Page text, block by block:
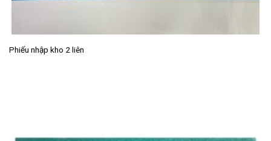
Phiếu nhập kho 2 liên